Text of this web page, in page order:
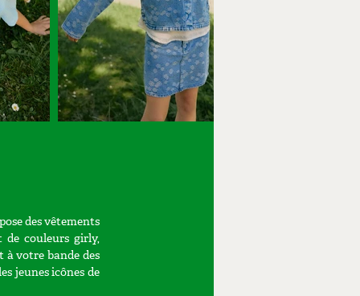
des vêtements
de couleurs girly,
à votre bande des
jeunes icônes de